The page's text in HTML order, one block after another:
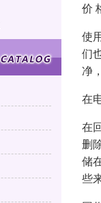
价
使
们
净
在
在
删
储
些